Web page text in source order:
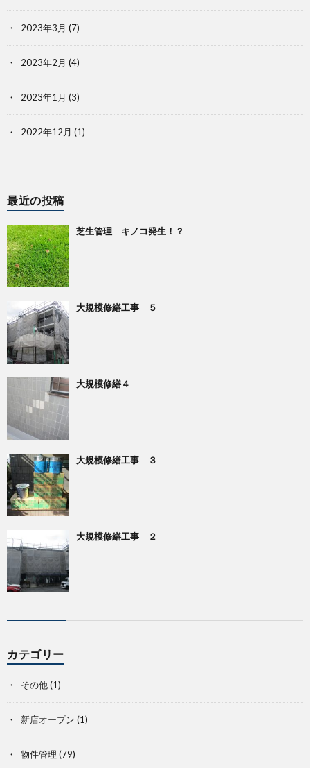
2023年3月 (7)
2023年2月 (4)
2023年1月 (3)
2022年12月 (1)
最近の投稿
芝生管理 キノコ発生！？
大規模修繕工事 ５
大規模修繕４
大規模修繕工事 ３
大規模修繕工事 ２
カテゴリー
その他(1)
新店オープン (1)
物件管理 (79)